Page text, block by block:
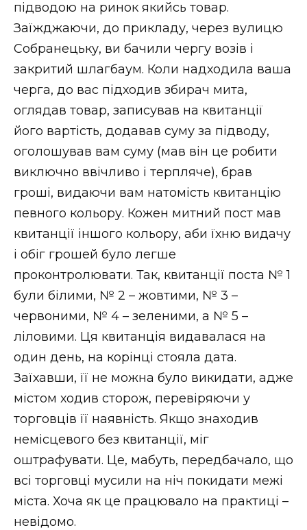
підводою на ринок якийсь товар.
Заїжджаючи, до прикладу, через вулицю
Собранецьку, ви бачили чергу возів і
закритий шлагбаум. Коли надходила ваша
черга, до вас підходив збирач мита,
оглядав товар, записував на квитанції
його вартість, додавав суму за підводу,
оголошував вам суму (мав він це робити
виключно ввічливо і терпляче), брав
гроші, видаючи вам натомість квитанцію
певного кольору. Кожен митний пост мав
квитанції іншого кольору, аби їхню видачу
і обіг грошей було легше
проконтролювати. Так, квитанції поста № 1
були білими, № 2 – жовтими, № 3 –
червоними, № 4 – зеленими, а № 5 –
ліловими. Ця квитанція видавалася на
один день, на корінці стояла дата.
Заїхавши, її не можна було викидати, адже
містом ходив сторож, перевіряючи у
торговців її наявність. Якщо знаходив
немісцевого без квитанції, міг
оштрафувати. Це, мабуть, передбачало, що
всі торговці мусили на ніч покидати межі
міста. Хоча як це працювало на практиці –
невідомо.